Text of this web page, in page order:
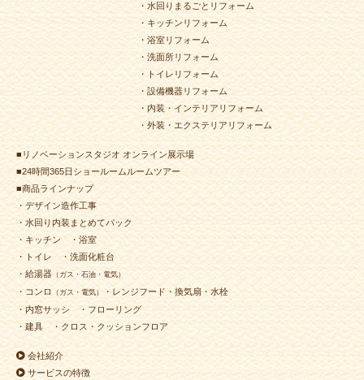
・水回りまるごとリフォーム
・キッチンリフォーム
・浴室リフォーム
・洗面所リフォーム
・トイレリフォーム
・設備機器リフォーム
・内装・インテリアリフォーム
・外装・エクステリアリフォーム
■リノベーションスタジオ オンライン展示場
■24時間365日ショールームルームツアー
■商品ラインナップ
・デザイン造作工事
・水回り内装まとめてパック
・キッチン
・浴室
・トイレ
・洗面化粧台
・給湯器 （ガス・石油・電気）
・コンロ （ガス・電気）・レンジフード・換気扇・水栓
・内窓サッシ
・フローリング
・建具
・クロス・クッションフロア
会社紹介
サービスの特徴